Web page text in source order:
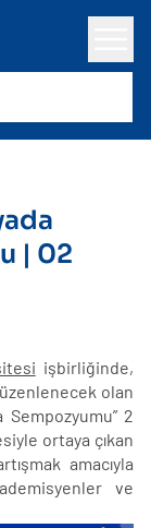
| 02
işbirliğinde,
olan
2
ortaya çıkan
amacıyla
ve